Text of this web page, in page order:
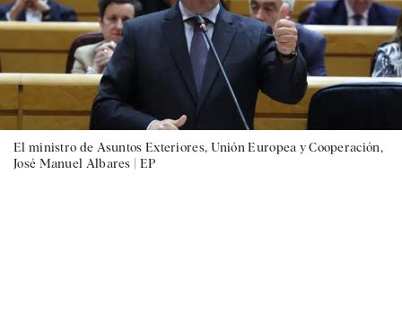
El ministro de Asuntos Exteriores, Unión Europea y Cooperación,
José Manuel Albares | EP